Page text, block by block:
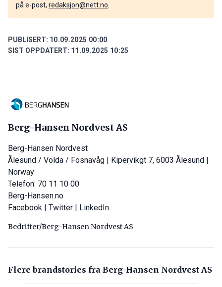
på e-post, redaksjon@nett.no.
PUBLISERT: 10.09.2025 00:00
SIST OPPDATERT: 11.09.2025 10:25
Berg-Hansen Nordvest AS
Berg-Hansen Nordvest
Ålesund / Volda / Fosnavåg | Kipervikgt 7, 6003 Ålesund |
Norway
Telefon: 70 11 10 00
Berg-Hansen.no
Facebook | Twitter | LinkedIn
Bedrifter/Berg-Hansen Nordvest AS
Flere brandstories fra Berg-Hansen Nordvest AS